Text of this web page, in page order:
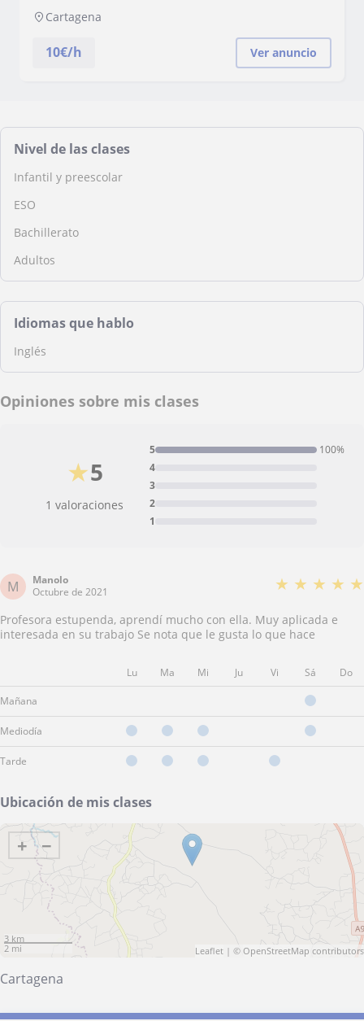
Cartagena
10€/h Ver anuncio
Nivel de las clases
Infantil y preescolar
ESO
Bachillerato
Adultos
Idiomas que hablo
Inglés
Opiniones sobre mis clases
5
★
1 valoraciones
1
2
3
4
5 100%
M
Manolo
Octubre de 2021
★ ★ ★ ★ ★
Profesora estupenda, aprendí mucho con ella. Muy aplicada e
interesada en su trabajo Se nota que le gusta lo que hace
Lu Ma Mi Ju Vi Sá Do
Mañana
Mediodía
Tarde
Ubicación de mis clases
+ −
3 km
2 mi
Leaflet | © OpenStreetMap contributors
Cartagena